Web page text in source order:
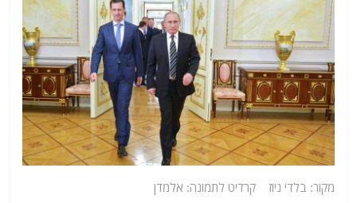
מקור: בלדי ניוז קרדיט לתמונה: אלמדן